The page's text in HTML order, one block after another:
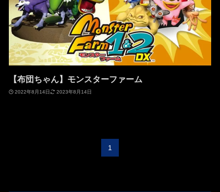
【布団ちゃん】モンスターファーム
2022年8月14日 2023年8月14日
1